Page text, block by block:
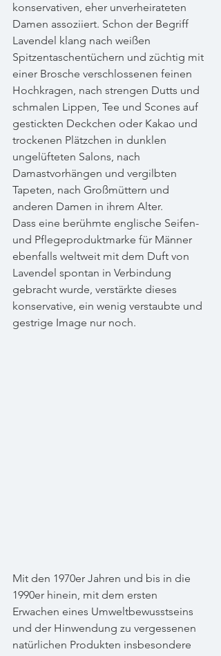
konservativen, eher unverheirateten
Damen assoziiert. Schon der Begriff
Lavendel klang nach weißen
Spitzentaschentüchern und züchtig mit
einer Brosche verschlossenen feinen
Hochkragen, nach strengen Dutts und
schmalen Lippen, Tee und Scones auf
gestickten Deckchen oder Kakao und
trockenen Plätzchen in dunklen
ungelüfteten Salons, nach
Damastvorhängen und vergilbten
Tapeten, nach Großmüttern und
anderen Damen in ihrem Alter.
Dass eine berühmte englische Seifen-
und Pflegeproduktmarke für Männer
ebenfalls weltweit mit dem Duft von
Lavendel spontan in Verbindung
gebracht wurde, verstärkte dieses
konservative, ein wenig verstaubte und
gestrige Image nur noch.
Mit den 1970er Jahren und bis in die
1990er hinein, mit dem ersten
Erwachen eines Umweltbewusstseins
und der Hinwendung zu vergessenen
natürlichen Produkten insbesondere